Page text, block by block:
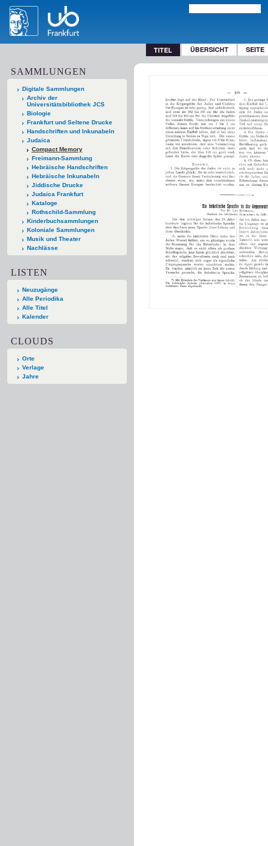
TITEL ÜBERSICHT SEITE
SAMMLUNGEN
Digitale Sammlungen
Archiv der
Universitätsbibliothek JCS
Biologie
Frankfurt und Seltene Drucke
Handschriften und Inkunabeln
Judaica
Compact Memory
Freimann-Sammlung
Hebräische Handschriften
Hebräische Inkunabeln
Jiddische Drucke
Judaica Frankfurt
Kataloge
Rothschild-Sammlung
Kinderbuchsammlungen
Koloniale Sammlungen
Musik und Theater
Nachlässe
LISTEN
Neuzugänge
Alle Periodika
Alle Titel
Kalender
CLOUDS
Orte
Verlage
Jahre